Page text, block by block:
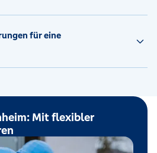
für eine
Mit flexibler